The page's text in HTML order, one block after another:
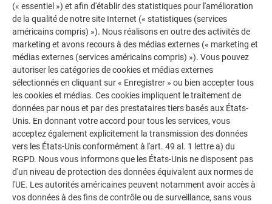
DÉTAILS ET RACCORDEMENTS
Vous trouverez tous les détails relatifs à la mise en œuvre,
par ex., raccords de fenêtre, acrotères, dans les plans
génériques de PREFA ainsi que dans le guide pratique de
conception des façades PREFA.
RETOUR SUIVANT
L’ENTREPRISE FAMILIALE | PREFA NOUS VOUS OFFRONS NOTRE AIDE
(« essentiel ») et afin d'établir des statistiques pour l'amélioration
de la qualité de notre site Internet (« statistiques (services
américains compris) »). Nous réalisons en outre des activités de
marketing et avons recours à des médias externes (« marketing et
médias externes (services américains compris) »). Vous pouvez
autoriser les catégories de cookies et médias externes
sélectionnés en cliquant sur « Enregistrer » ou bien accepter tous
les cookies et médias. Ces cookies impliquent le traitement de
données par nous et par des prestataires tiers basés aux États-
Unis. En donnant votre accord pour tous les services, vous
acceptez également explicitement la transmission des données
vers les États-Unis conformément à l'art. 49 al. 1 lettre a) du
RGPD. Nous vous informons que les États-Unis ne disposent pas
d'un niveau de protection des données équivalent aux normes de
l'UE. Les autorités américaines peuvent notamment avoir accès à
vos données à des fins de contrôle ou de surveillance, sans vous